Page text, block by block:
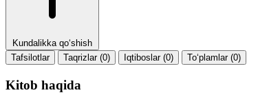
Kundalikka qo‘shish
Tafsilotlar
Taqrizlar (0) Iqtiboslar (0) To‘plamlar (0)
Kitob haqida